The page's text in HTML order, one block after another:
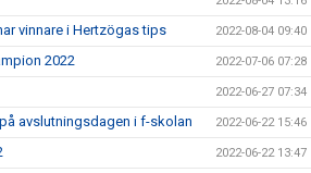
vinnare i Hertzögas tips 2022-08-04 09:40
2022 2022-07-06 07:28
2022-06-27 07:34
avslutningsdagen i f-skolan 2022-06-22 15:46
2022-06-22 13:47